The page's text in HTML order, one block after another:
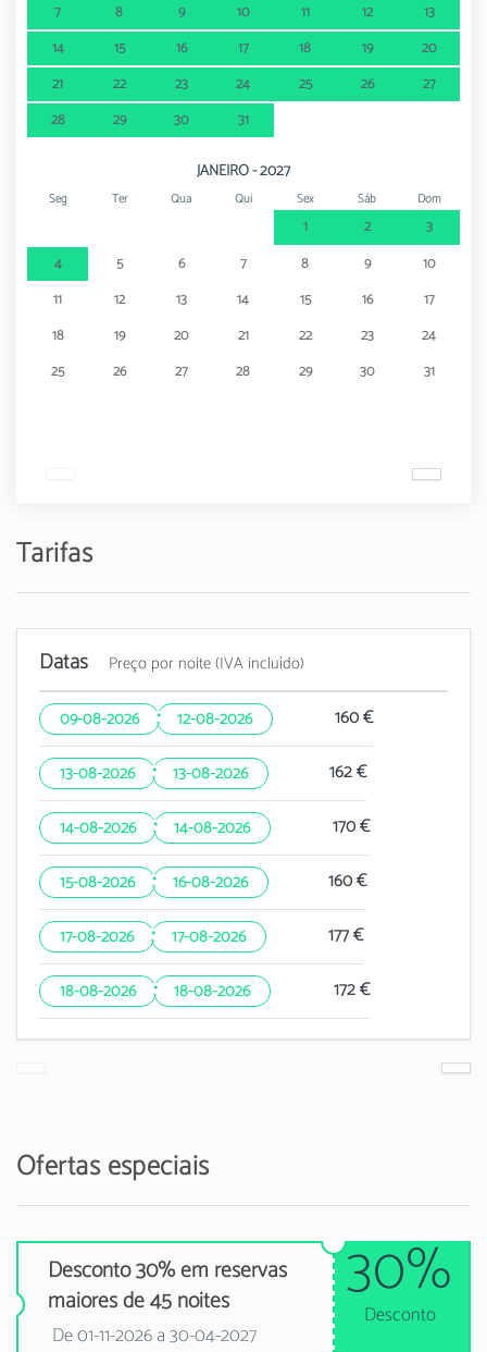
7 8 9 10 11 12
13
14
15 16 17 18 19
20
21
22 23 24 25 26
27
28
29 30 31
JANEIRO - 2027
Seg Ter Qua Qui Sex Sáb Dom
1 2
3
4
5 6 7 8 9
10
11
12 13 14 15 16
17
18
19 20 21 22 23
24
25
26 27 28 29 30 31
Tarifas
Datas Preço por noite (IVA incluído)
09-08-2026 · 12-08-2026 160 €
13-08-2026 · 13-08-2026 162 €
14-08-2026 · 14-08-2026 170 €
15-08-2026 · 16-08-2026 160 €
17-08-2026 · 17-08-2026 177 €
18-08-2026 · 18-08-2026 172 €
Ofertas especiais
Desconto 30% em reservas
maiores de 45 noites
De 01-11-2026 a 30-04-2027
30%
Desconto